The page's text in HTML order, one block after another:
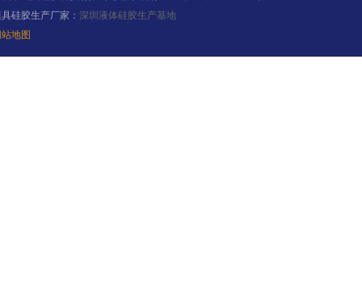
硅胶生产厂家： 深圳液体硅胶生产基地
地图